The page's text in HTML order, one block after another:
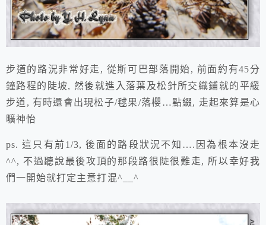
步道的路況非常好走, 從斯可巴部落開始, 前面約有45分
鐘路程的陡坡, 然後就進入落葉及松針所交織鋪就的平緩
步道, 有時還會出現松子/毬果/落櫻…點綴, 走起來算是心
曠神怡
ps. 這只有前1/3, 後面的路段狀況不知….因為根本沒走
^^, 不過聽說最後攻頂的那段路很陡很難走, 所以幸好我
們一開始就打定主意打混^__^